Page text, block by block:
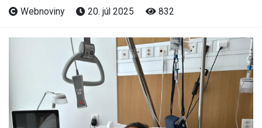
Webnoviny 20. júl 2025 832